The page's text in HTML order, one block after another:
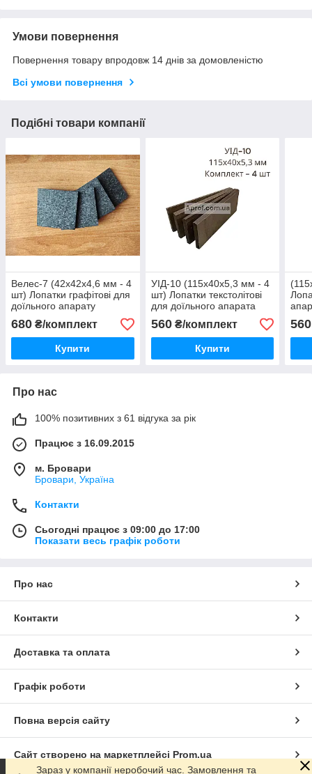
Умови повернення
Повернення товару впродовж 14 днів за домовленістю
Всі умови повернення
Подібні товари компанії
Велес-7 (42х42х4,6 мм - 4
шт) Лопатки графітові для
доїльного апарату
Велес-7
680 ₴/комплект
Купити
УІД-10 (115х40х5,3 мм - 4
шт) Лопатки текстолітові
для доїльного апарата
560₴/комплект
Купити
560
Про нас
100% позитивних з 61 відгука за рік
Працює з 16.09.2015
м. Бровари
Бровари, Україна
Контакти
Сьогодні працює з 09:00 до 17:00
Показати весь графік роботи
Про нас
Контакти
Доставка та оплата
Графік роботи
Повна версія сайту
Сайт створено на маркетплейсі Prom.ua
Зараз у компанії неробочий час. Замовлення та